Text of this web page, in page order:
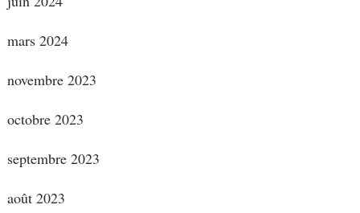
mars 2024
novembre 2023
octobre 2023
septembre 2023
août 2023